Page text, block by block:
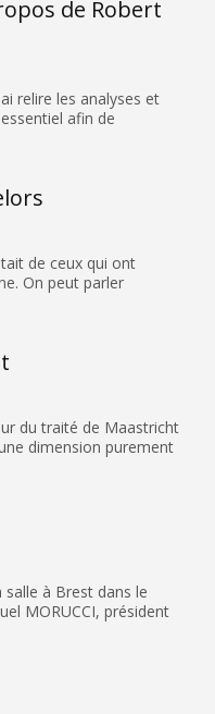
de Robert
relire les analyses et
afin de
de ceux qui ont
On peut parler
du traité de Maastricht
dimension purement
salle à Brest dans le
MORUCCI, président